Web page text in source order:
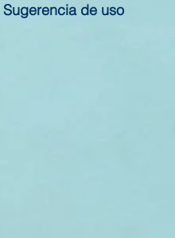
2023 I TRIMESTRE
Sugerencia de uso